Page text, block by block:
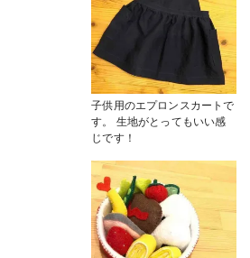
子供用のエプロンスカートで
す。 生地がとってもいい感
じです！